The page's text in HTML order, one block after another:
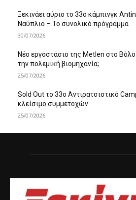
Ξεκινάει αύριο το 33ο κάμπινγκ
Ναύπλιο – Το συνολικό πρόγραμμα
30/07/2026
Νέο εργοστάσιο της Metlen στο
την πολεμική βιομηχανία;
25/07/2026
Sold Out το 33ο Αντιρατσιστικό
κλείσιμο συμμετοχών
25/07/2026